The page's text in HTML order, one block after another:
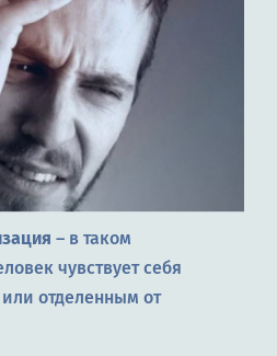
– в таком
чувствует себя
отделенным от